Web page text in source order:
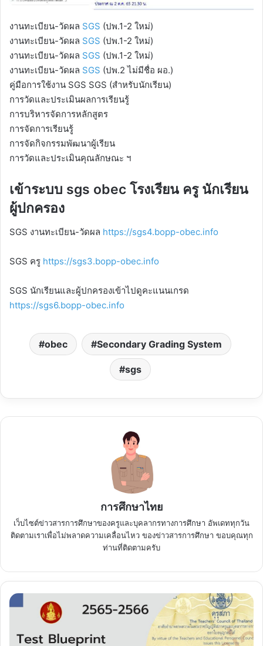
งานทะเบียน-วัดผล SGS (ปพ.1-2 ใหม่)
งานทะเบียน-วัดผล SGS (ปพ.1-2 ใหม่)
งานทะเบียน-วัดผล SGS (ปพ.1-2 ใหม่)
งานทะเบียน-วัดผล SGS (ปพ.2 ไม่มีชื่อ ผอ.)
คู่มือการใช้งาน SGS SGS (สำหรับนักเรียน)
การวัดและประเมินผลการเรียนรู้
การบริหารจัดการหลักสูตร
การจัดการเรียนรู้
การจัดกิจกรรมพัฒนาผู้เรียน
การวัดและประเมินคุณลักษณะ ฯ
เข้าระบบ sgs obec โรงเรียน ครู นักเรียน
ผู้ปกครอง
SGS งานทะเบียน-วัดผล https://sgs4.bopp-obec.info
SGS ครู https://sgs3.bopp-obec.info
SGS นักเรียนและผู้ปกครองเข้าไปดูคะแนนเกรด
https://sgs6.bopp-obec.info
obec Secondary Grading System
sgs
การศึกษาไทย
เว็บไซต์ข่าวสารการศึกษาของครูและบุคลากรทางการศึกษา อัพเดททุกวัน
ติดตามเราเพื่อไม่พลาดความเคลื่อนไหว ของข่าวสารการศึกษา ขอบคุณทุก
ท่านที่ติดตามครับ
ผัง
ข้อสอบ